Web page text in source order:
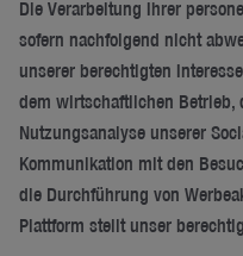
Die Verarbeitung Ihrer
sofern nachfolgend nicht
unserer berechtigten
dem wirtschaftlichen Betrieb,
Nutzungsanalyse unserer
Kommunikation mit den
die Durchführung von
Plattform stellt unser